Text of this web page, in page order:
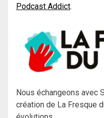
Podcast Addict.
Nous échangeons avec
création de La Fresque